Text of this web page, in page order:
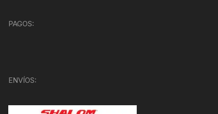
PAGOS:
ENVÍOS: